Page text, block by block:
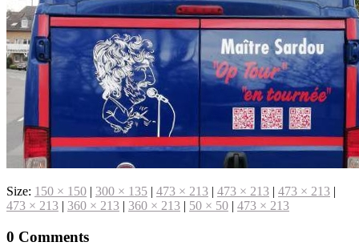
Size: 150 × 150 | 300 × 135 | 473 × 213 | 473 × 213 | 473 × 213 |
473 × 213 | 360 × 213 | 360 × 213 | 50 × 50 | 473 × 213
0 Comments